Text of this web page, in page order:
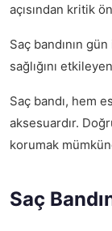
açısından kritik
Saç bandının
sağlığını
Saç bandı, hem
aksesuardır.
korumak
Saç